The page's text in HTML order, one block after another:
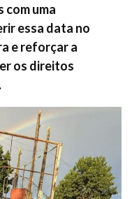
com uma
essa data no
e reforçar a
os direitos